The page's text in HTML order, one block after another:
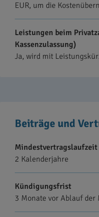
EUR, um die
Leistungen beim
Kassenzulassung)
Ja, wird mit
Beiträge und
Mindestvertragslaufzeit
2 Kalenderjahre
Kündigungsfrist
3 Monate vor Ablauf